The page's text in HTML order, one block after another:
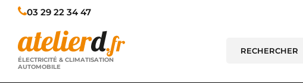
03 29 22 34 47
ÉLECTRICITÉ & CLIMATISATION
AUTOMOBILE